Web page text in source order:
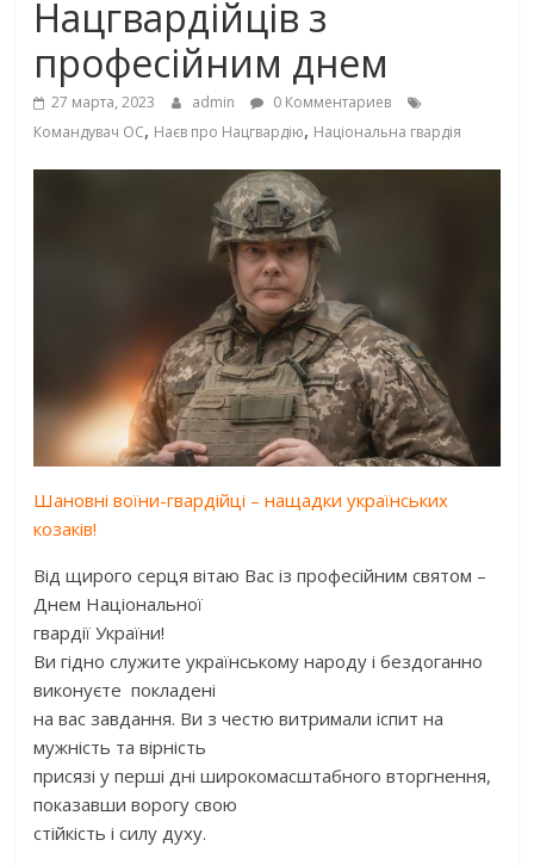
Нацгвардійців з
професійним днем
27 марта, 2023 admin
0 Комментариев
Командувач ОС, Наєв про Нацгвардію, Національна гвардія
Шановні воїни-гвардійці – нащадки українських
козаків!
Від щирого серця вітаю Вас із професійним святом –
Днем Національної
гвардії України!
Ви гідно служите українському народу і бездоганно
виконуєте покладені
на вас завдання. Ви з честю витримали іспит на
мужність та вірність
присязі у перші дні широкомасштабного вторгнення,
показавши ворогу свою
стійкість і силу духу.